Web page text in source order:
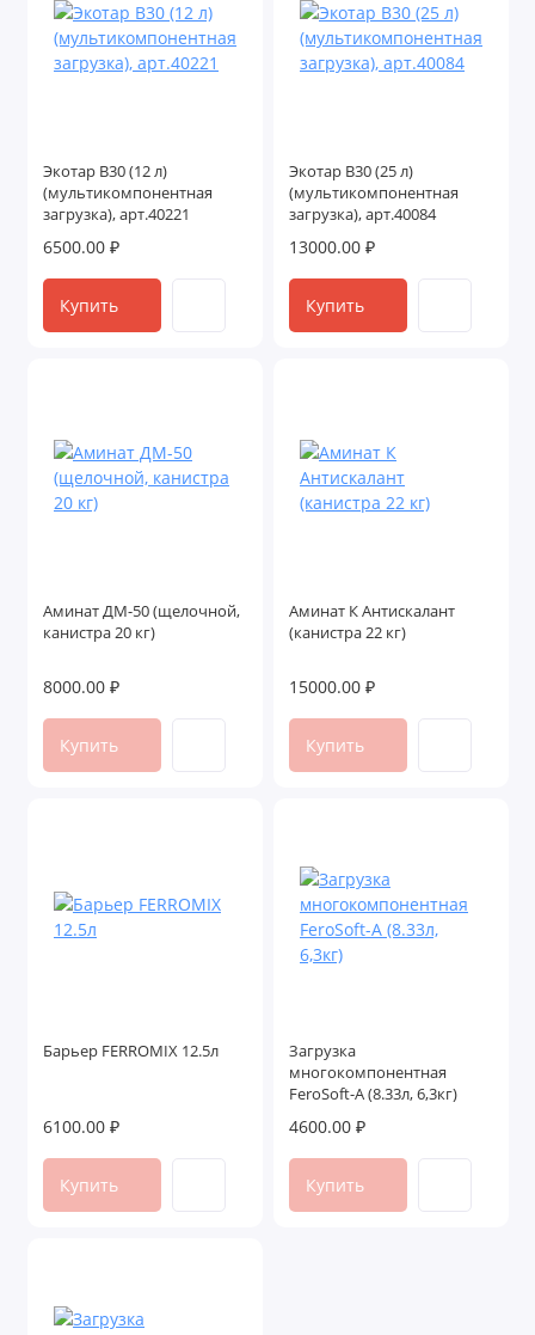
Экотар В30 (12 л)
(мультикомпонентная
загрузка), арт.40221
6500.00 ₽
Купить
Экотар В30 (25 л)
(мультикомпонентная
загрузка), арт.40084
13000.00 ₽
Купить
Аминат ДМ-50 (щелочной,
канистра 20 кг)
8000.00 ₽
Купить
Аминат К Антискалант
(канистра 22 кг)
15000.00 ₽
Купить
Барьер FERROMIX 12.5л
6100.00 ₽
Купить
Загрузка
многокомпонентная
FeroSoft-A (8.33л, 6,3кг)
4600.00 ₽
Купить